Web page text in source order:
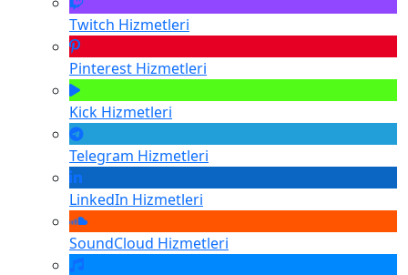
Twitch Hizmetleri
Pinterest Hizmetleri
Kick Hizmetleri
Telegram Hizmetleri
LinkedIn Hizmetleri
SoundCloud Hizmetleri